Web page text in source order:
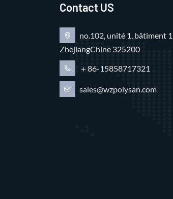
Contact US
no.102, unité 1, bâtiment
ZhejiangChine 325200
＋86-15858717321
sales@wzpolysan.com